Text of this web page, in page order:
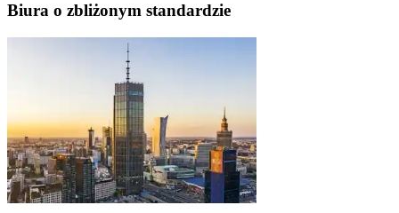
Biura o zbliżonym standardzie